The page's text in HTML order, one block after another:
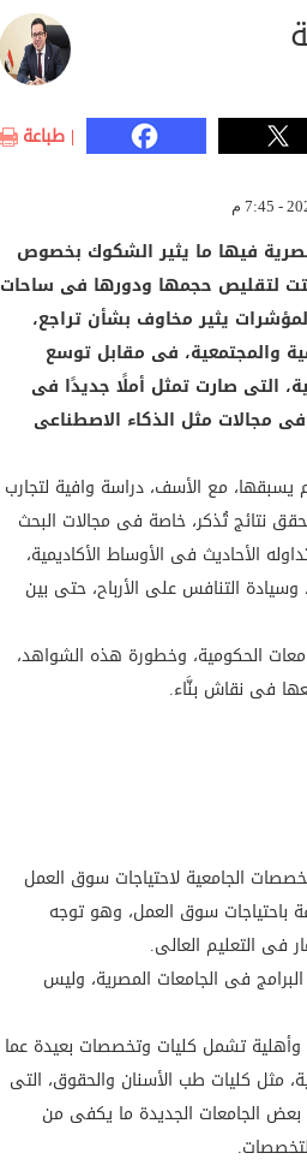
| طباعة
فيها ما يثير الشكوك بخصوص
بُيِّتت لتقليص حجمها ودورها فى ساحات
يثير مخاوف بشأن تراجع،
والمجتمعية، فى مقابل توسع
التى صارت تمثل أملًا جديدًا فى
مجالات مثل الذكاء الاصطناعى
مع الأسف، دراسة وافية لتجارب
نتائج تُذكر، خاصة فى مجالات البحث
الأحاديث فى الأوساط الأكاديمية،
التنافس على الأرباح، حتى بين
الحكومية، وخطورة هذه الشواهد،
فى نقاش بنَّاء.
الجامعية لاحتياجات سوق العمل
باحتياجات سوق العمل، وهو توجه
فى التعليم العالى.
فى الجامعات المصرية، وليس
وأهلية تشمل كليات وتخصصات بعيدة عما
مثل كليات طب الأسنان والحقوق، التى
الجامعات الجديدة ما يكفى من